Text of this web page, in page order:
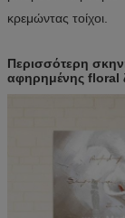
κρεμώντας τοίχοι.
Περισσότερη
αφηρημένης floral